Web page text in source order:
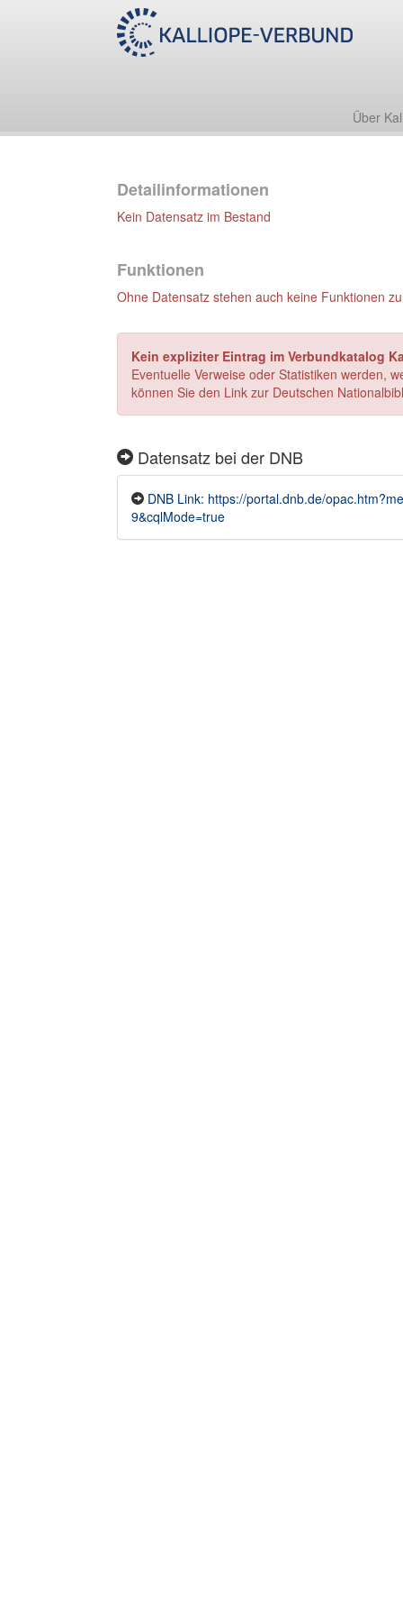
Über
Detailinformationen
Kein Datensatz im Bestand
Funktionen
Ohne Datensatz stehen auch keine Funktionen
Kein expliziter Eintrag im Verbundkatalog
Eventuelle Verweise oder Statistiken werden,
können Sie den Link zur Deutschen
Datensatz bei der DNB
DNB Link: https://portal.dnb.de/
9&cqlMode=true